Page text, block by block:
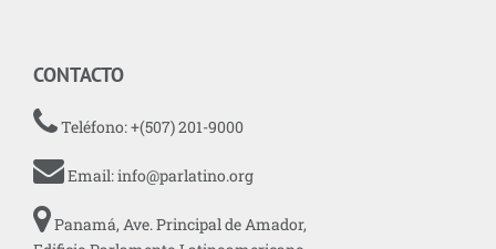
CONTACTO
Teléfono: +(507) 201-9000
Email:info@parlatino.org
Panamá, Ave. Principal de Amador,